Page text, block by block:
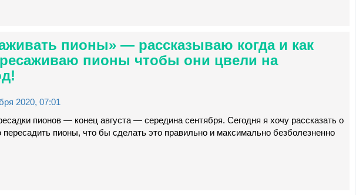
пионы» — рассказываю когда и как
пионы чтобы они цвели на
2020, 07:01
пионов — конец августа — середина сентября. Сегодня я хочу рассказать о
пересадить пионы, что бы сделать это правильно и максимально безболезненно